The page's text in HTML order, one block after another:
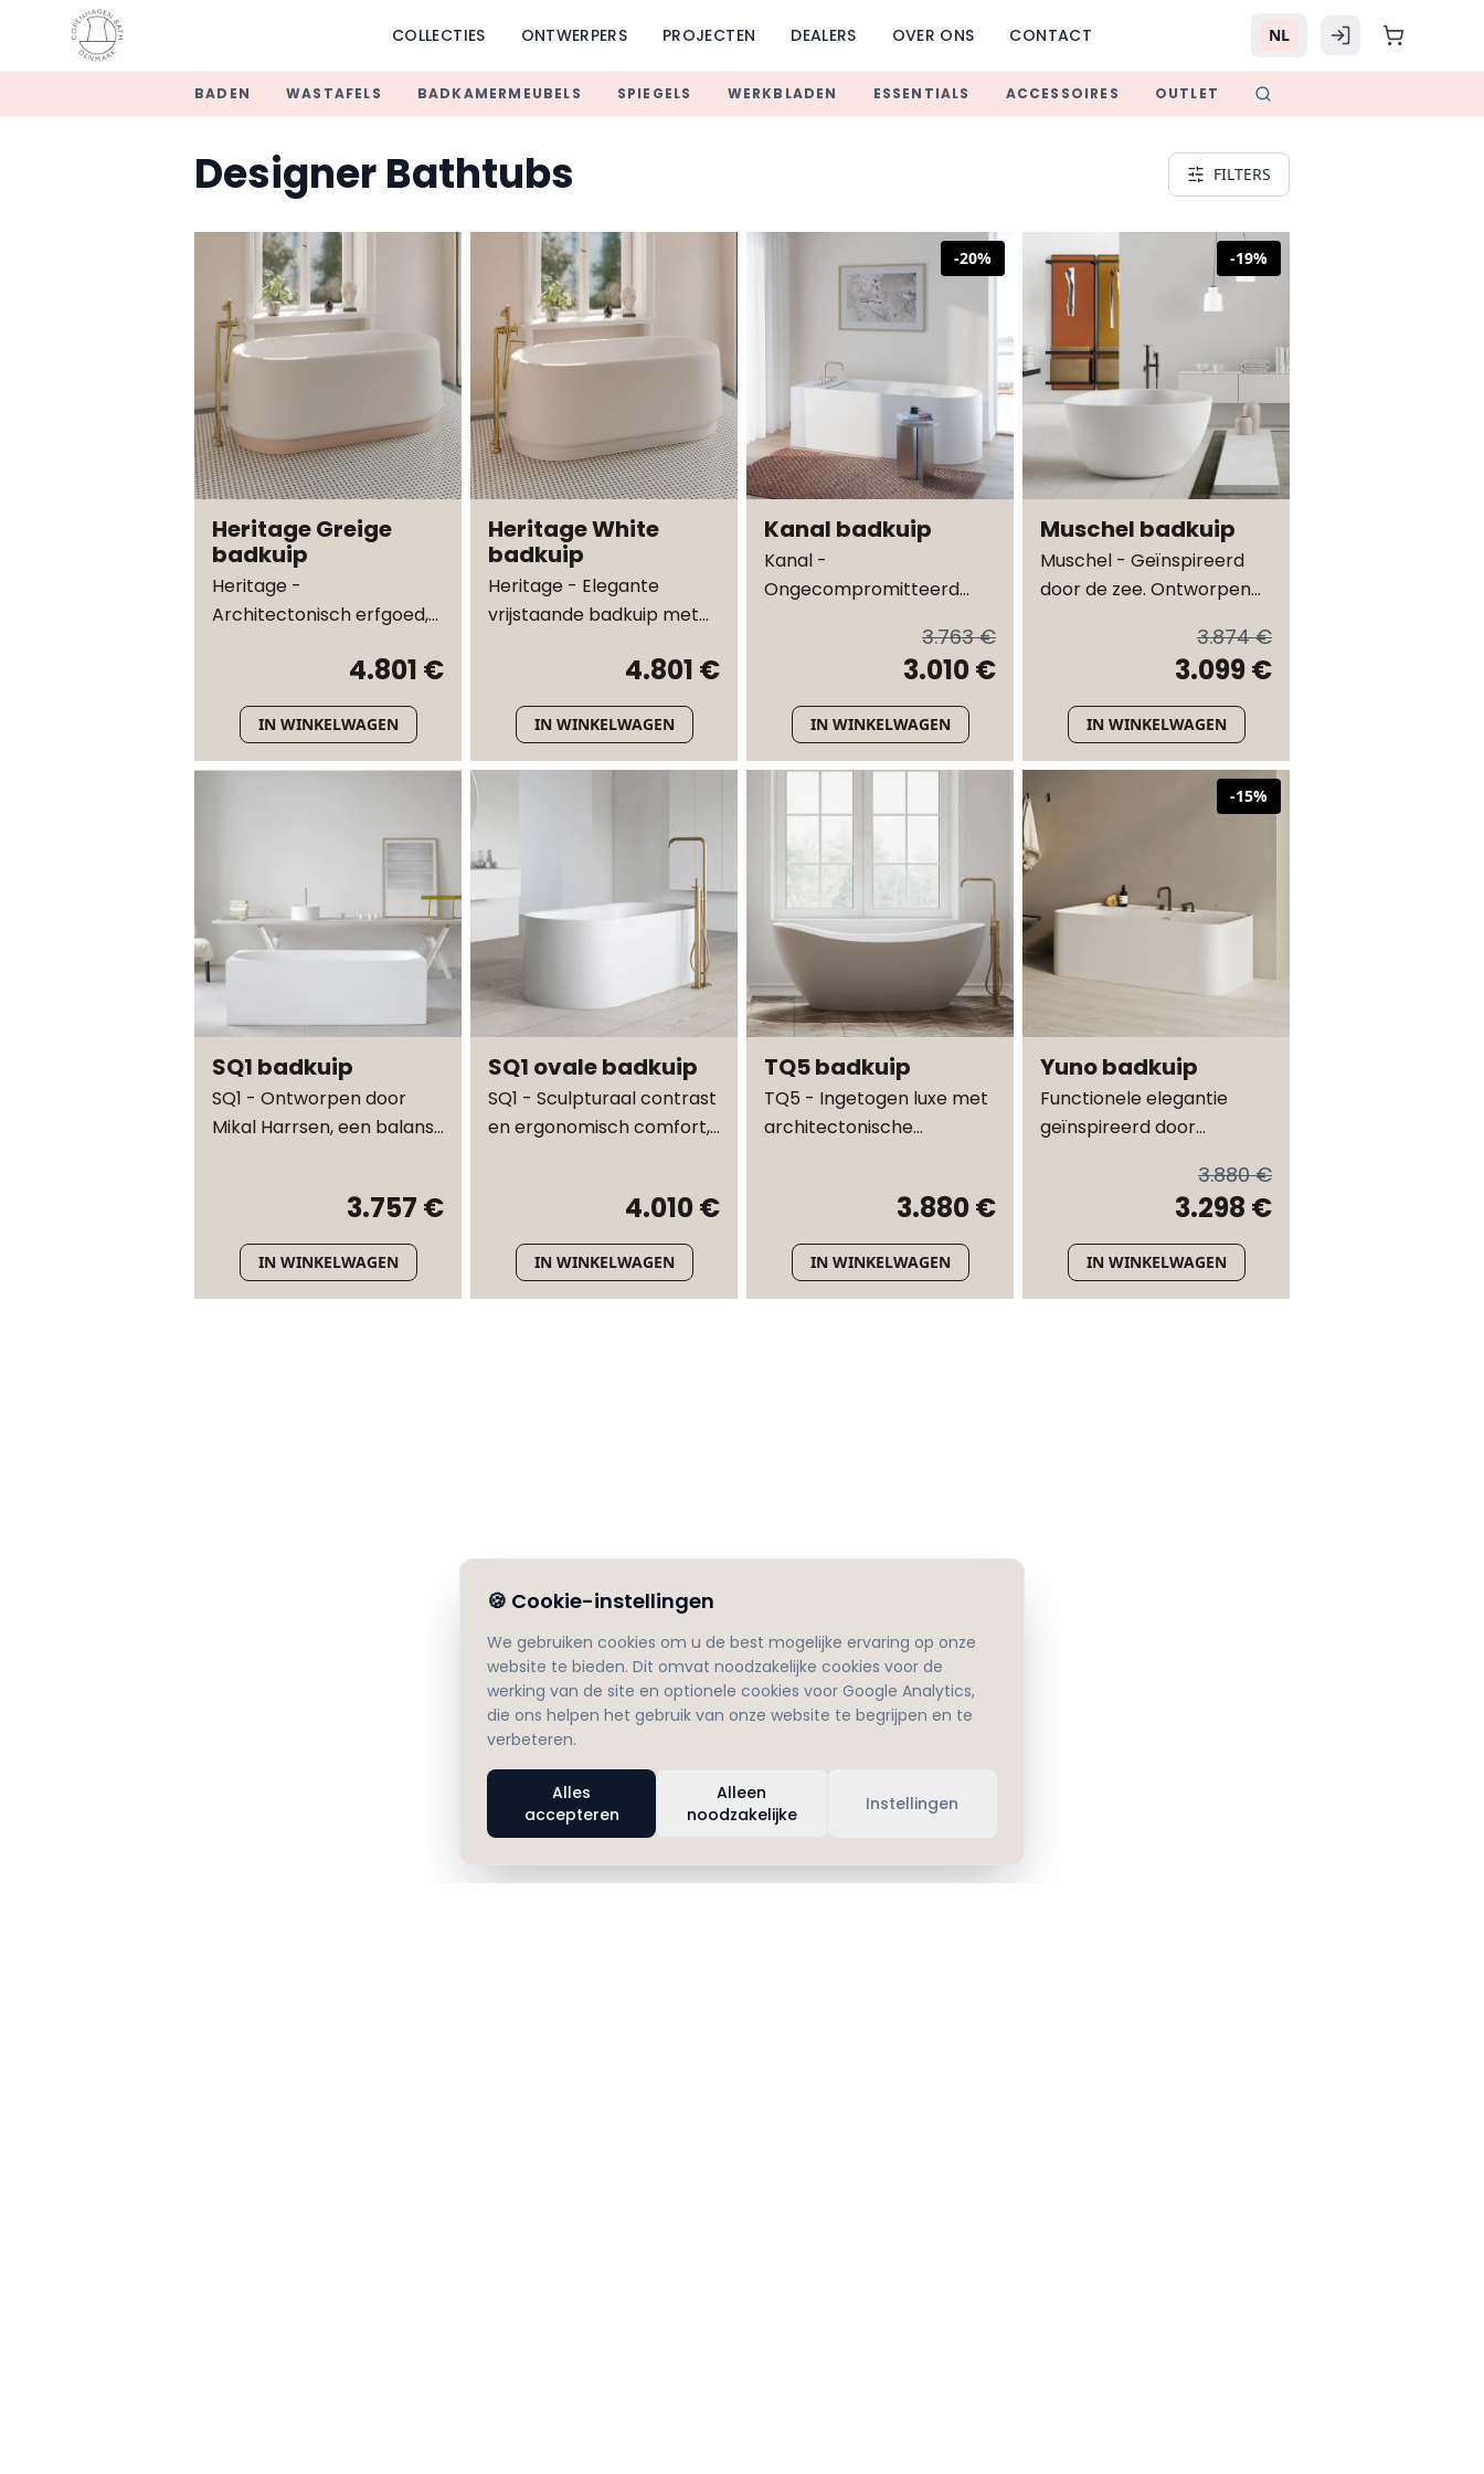
COLLECTIES ONTWERPERS PROJECTEN DEALERS OVER ONS CONTACT NL
BADEN WASTAFELS BADKAMERMEUBELS SPIEGELS WERKBLADEN ESSENTIALS ACCESSOIRES OUTLET
Designer Bathtubs FILTERS
Heritage Greige
badkuip
Heritage -
Architectonisch erfgoed,
onderdompeling4.801 €
IN WINKELWAGEN
Heritage White
badkuip
Heritage - Elegante
vrijstaande badkuip met
tijdloze vakmanschap
4.801 €
IN WINKELWAGEN
-20%
Kanal badkuip
Kanal -
Ongecompromitteerd
- Door Johannes Torpe
3.763 €
3.010 €
IN WINKELWAGEN
-19%
Muschel badkuip
Muschel - Geïnspireerd
door de zee. Ontworpen
3.874 €
3.099 €
IN WINKELWAGEN
SQ1 badkuip
SQ1 - Ontworpen door
Mikal Harrsen, een balans
3.757 €
IN WINKELWAGEN
SQ1 ovale badkuip
SQ1 - Sculpturaal contrast
en ergonomisch comfort,
4.010 €
IN WINKELWAGEN
TQ5 badkuip
TQ5 - Ingetogen luxe met
architectonische
3.880 €
IN WINKELWAGEN
-15%
Yuno badkuip
Functionele elegantie
geïnspireerd door
door YUNO DESIGN3.880 €
3.298 €
IN WINKELWAGEN
🍪 Cookie-instellingen
We gebruiken cookies om u de best mogelijke ervaring op onze
website te bieden. Dit omvat noodzakelijke cookies voor de
werking van de site en optionele cookies voor Google Analytics,
die ons helpen het gebruik van onze website te begrijpen en te
verbeteren.
Alles
accepteren
Alleen
noodzakelijke
Instellingen